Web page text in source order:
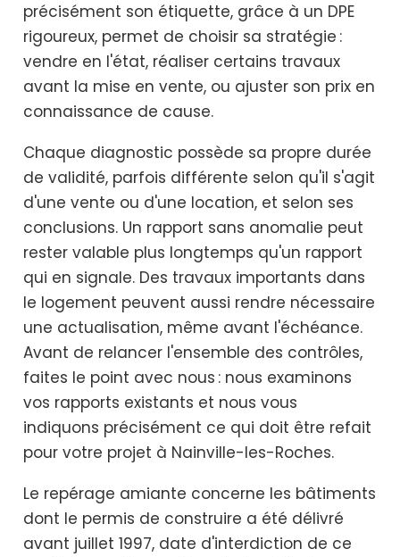
précisément son étiquette, grâce à un DPE
rigoureux, permet de choisir sa stratégie :
vendre en l'état, réaliser certains travaux
avant la mise en vente, ou ajuster son prix en
connaissance de cause.
Chaque diagnostic possède sa propre durée
de validité, parfois différente selon qu'il s'agit
d'une vente ou d'une location, et selon ses
conclusions. Un rapport sans anomalie peut
rester valable plus longtemps qu'un rapport
qui en signale. Des travaux importants dans
le logement peuvent aussi rendre nécessaire
une actualisation, même avant l'échéance.
Avant de relancer l'ensemble des contrôles,
faites le point avec nous : nous examinons
vos rapports existants et nous vous
indiquons précisément ce qui doit être refait
pour votre projet à Nainville-les-Roches.
Le repérage amiante concerne les bâtiments
dont le permis de construire a été délivré
avant juillet 1997, date d'interdiction de ce